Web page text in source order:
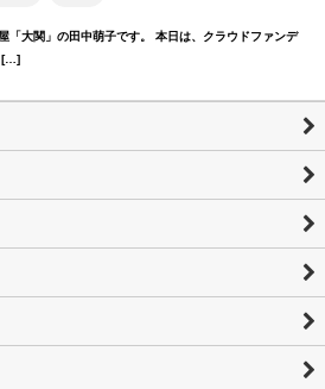
「大関」の田中萌子です。 本日は、クラウドファンデ
[…]